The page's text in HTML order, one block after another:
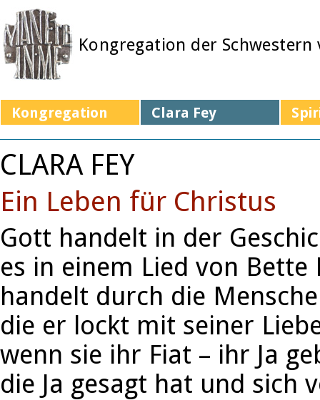
Kongregation Clara Fey
Kongregation der Schwestern
CLARA FEY
Ein Leben für Christus
Gott handelt in der
es in einem Lied von
handelt durch die
die er lockt mit seiner
wenn sie ihr Fiat – ihr Ja
die Ja gesagt hat und sich